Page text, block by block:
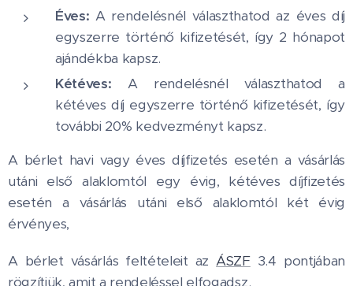
Éves:A rendelésnél választhatod az éves díj
egyszerre történő kifizetését, így 2 hónapot
ajándékba kapsz.
Kétéves: A rendelésnél választhatod a
kétéves díj egyszerre történő kifizetését, így
további 20% kedvezményt kapsz.
A bérlet havi vagy éves díjfizetés esetén a vásárlás
utáni első alaklomtól egy évig, kétéves díjfizetés
esetén a vásárlás utáni első alaklomtól két évig
érvényes,
A bérlet vásárlás feltételeit azÁSZF3.4 pontjában
rögzítjük, amit a rendeléssel elfogadsz.